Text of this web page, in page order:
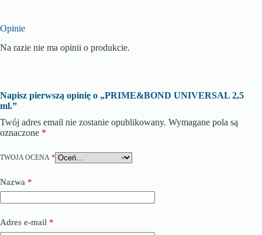
Opinie
Na razie nie ma opinii o produkcie.
Napisz pierwszą opinię o „PRIME&BOND UNIVERSAL 2,5
ml.”
Twój adres email nie zostanie opublikowany. Wymagane pola są
oznaczone *
TWOJA OCENA *
Nazwa *
Adres e-mail *